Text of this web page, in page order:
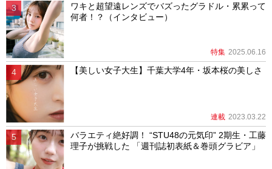
ワキと超望遠レンズでバズったグラドル・累累って
何者！？（インタビュー）
特集 2025.06.16
【美しい女子大生】千葉大学4年・坂本桜の美しさ
連載 2023.03.22
バラエティ絶好調！ “STU48の元気印” 2期生・工藤
理子が挑戦した 「週刊誌初表紙＆巻頭グラビア」